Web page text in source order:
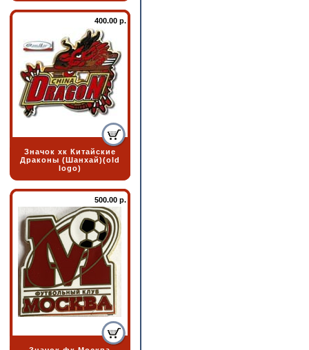
400.00 р.
Значок хк Китайские
Драконы (Шанхай)(old
logo)
500.00 р.